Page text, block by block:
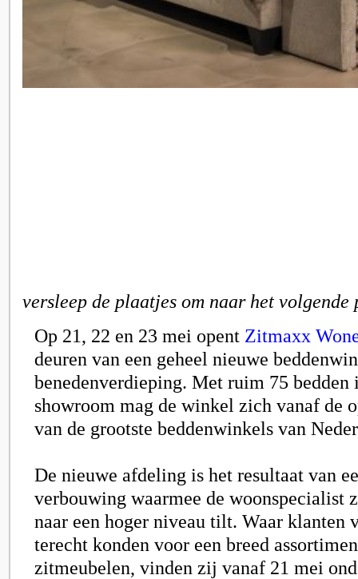
versleep de plaatjes om naar het
Op 21, 22 en 23 mei opent Zitmaxx
deuren van een geheel nieuwe
benedenverdieping. Met ruim 75 bedden
showroom mag de winkel zich vanaf de
van de grootste beddenwinkels van
De nieuwe afdeling is het resultaat van
verbouwing waarmee de woonspecialist
naar een hoger niveau tilt. Waar klanten
terecht konden voor een breed
zitmeubelen, vinden zij vanaf 21 mei